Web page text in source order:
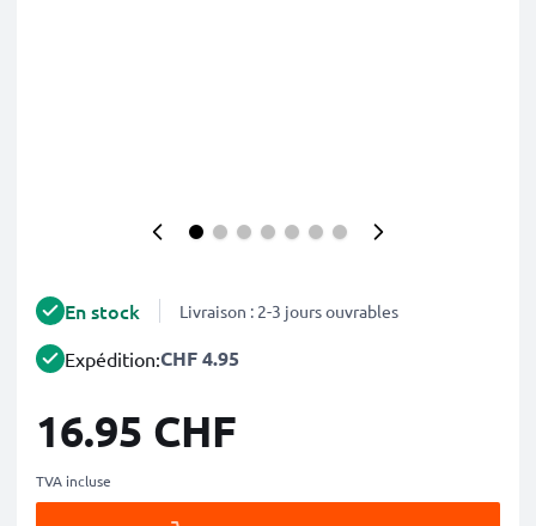
En stock Livraison : 2-3 jours ouvrables
Expédition:CHF 4.95
16.95 CHF
TVA incluse